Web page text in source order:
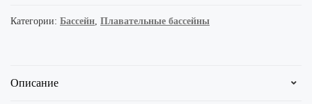
Категории: Бассейн, Плавательные бассейны
Описание